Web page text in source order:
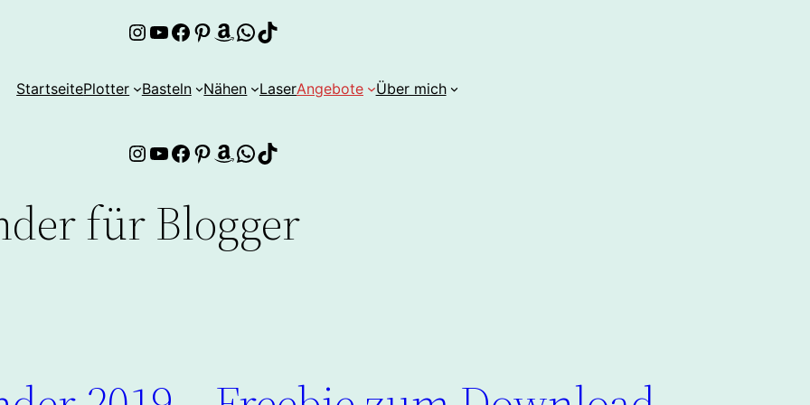
Instagram
YouTube
Facebook
Pinterest
Amazon
WhatsApp
TikTok
StartseitePlotter Basteln Nähen LaserAngebote Über mich
Instagram
YouTube
Facebook
Pinterest
Amazon
WhatsApp
TikTok
für Blogger